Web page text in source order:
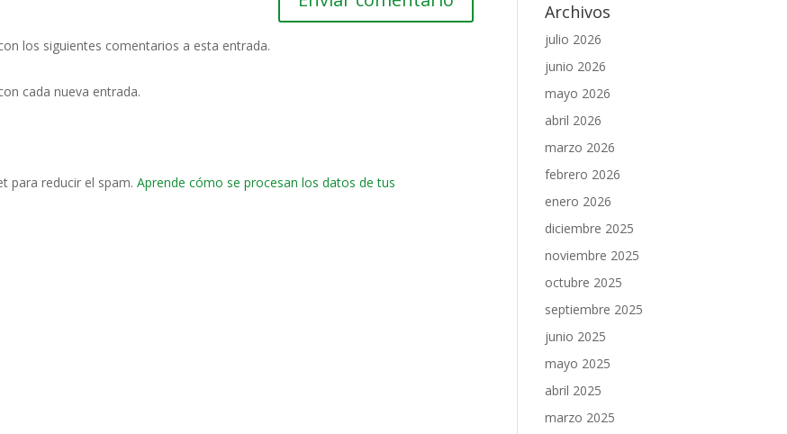
los siguientes comentarios a esta entrada.
cada nueva entrada.
para reducir el spam. Aprende cómo se procesan los datos de tus
Archivos
julio 2026
junio 2026
mayo 2026
abril 2026
marzo 2026
febrero 2026
enero 2026
diciembre 2025
noviembre 2025
octubre 2025
septiembre 2025
junio 2025
mayo 2025
abril 2025
marzo 2025